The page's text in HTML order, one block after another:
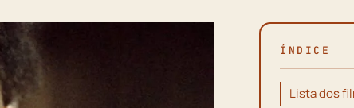
ÍNDICE
Lista dos